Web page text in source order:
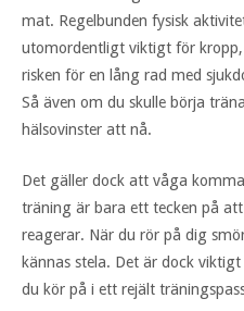
mat. Regelbunden fysisk
utomordentligt viktigt för kropp,
risken för en lång rad med
Så även om du skulle börja
hälsovinster att nå.
Det gäller dock att våga
träning är bara ett tecken på
reagerar. När du rör på dig
kännas stela. Det är dock
du kör på i ett rejält